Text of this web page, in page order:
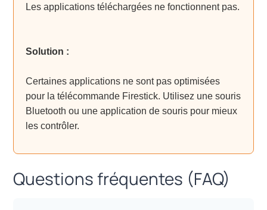
Les applications téléchargées ne fonctionnent pas.
Solution :
Certaines applications ne sont pas optimisées
pour la télécommande Firestick. Utilisez une souris
Bluetooth ou une application de souris pour mieux
les contrôler.
Questions fréquentes (FAQ)